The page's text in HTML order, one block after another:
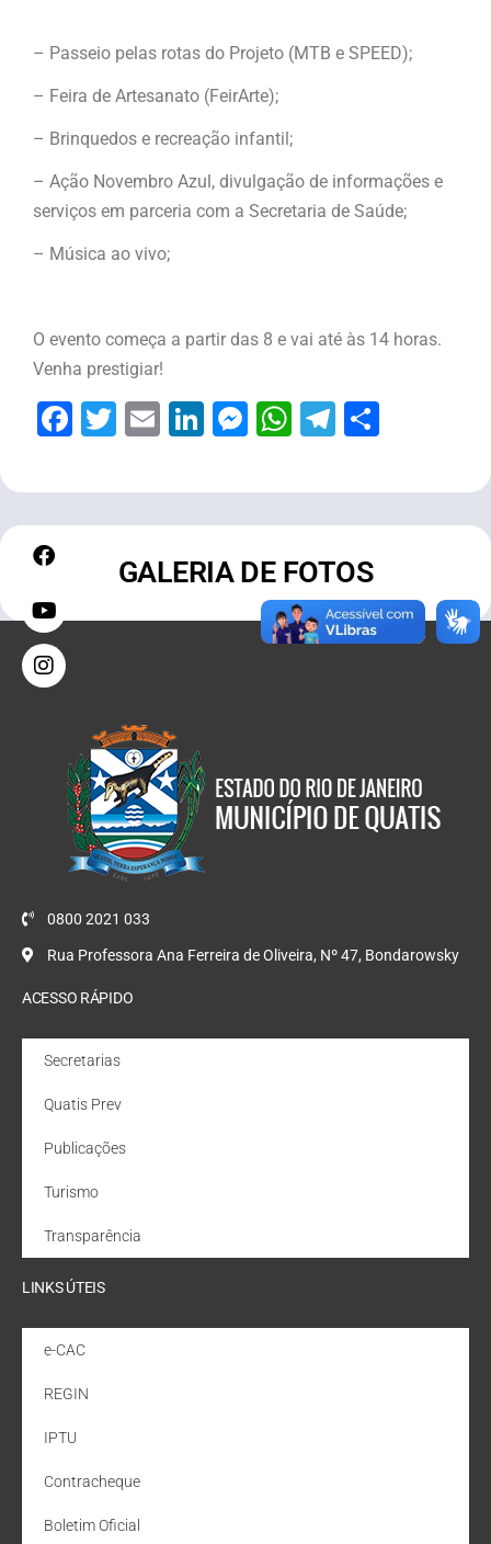
– Passeio pelas rotas do Projeto (MTB e SPEED);
– Feira de Artesanato (FeirArte);
– Brinquedos e recreação infantil;
– Ação Novembro Azul, divulgação de informações e
serviços em parceria com a Secretaria de Saúde;
– Música ao vivo;
O evento começa a partir das 8 e vai até às 14 horas.
Venha prestigiar!
Facebook
Twitter
EmailLinkedIn
Messenger
WhatsApp
Telegram
GALERIA DE FOTOS
0800 2021 033
Rua Professora Ana Ferreira de Oliveira, Nº 47, Bondarowsky
ACESSO RÁPIDO
Secretarias
Quatis Prev
Publicações
Turismo
Transparência
LINKS ÚTEIS
e-CAC
REGIN
IPTU
Contracheque
Boletim Oficial